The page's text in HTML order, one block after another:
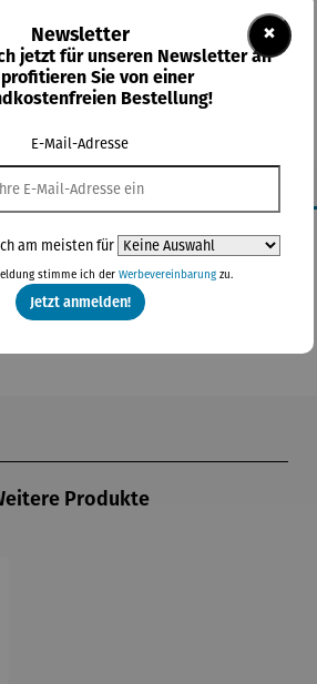
In den Warenkorb
Produkte
×
Newsletter
jetzt für unseren Newsletter an
Sie von einer
Bestellung!
E-Mail-Adresse
am meisten für
stimme ich der Werbevereinbarungzu.
Jetzt anmelden!